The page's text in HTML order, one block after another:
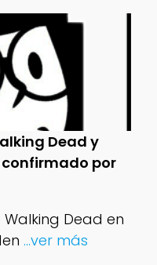
Dead y
confirmado por
Dead en
...ver más